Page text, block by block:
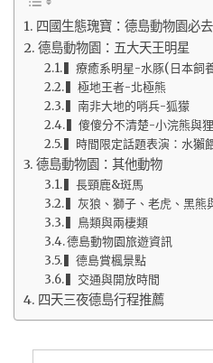
四國生態瑰寶：德島動物園必
德島動物園：五大天王明星
▍療癒系明星-水豚(日本飼
▍極地王者-北極熊
▍南非大地的哨兵-狐獴
▍傻傻分不清楚-小浣熊與
▍時間限定話題表演：水獺
德島動物園：其他動物
▍長頸鹿&斑馬
▍灰狼、獅子、老虎、黑熊
▍鳥類與兩棲類
德島動物園旅遊資訊
▍德島賞楓景點
▍交通與開放時間
四天三夜德島行程推薦